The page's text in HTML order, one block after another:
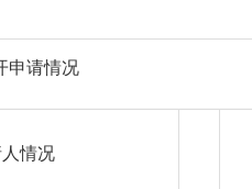
申请情况
况